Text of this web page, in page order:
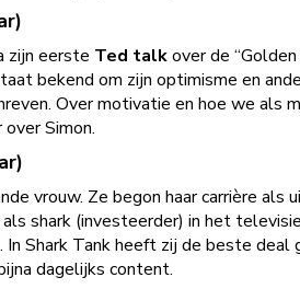
zijn eerste Ted talkover de
bekend om zijn optimisme en
Over motivatie en hoe we als
Simon.
vrouw. Ze begon haar carrière
shark (investeerder) in het
In Shark Tank heeft zij de beste
dagelijks content.